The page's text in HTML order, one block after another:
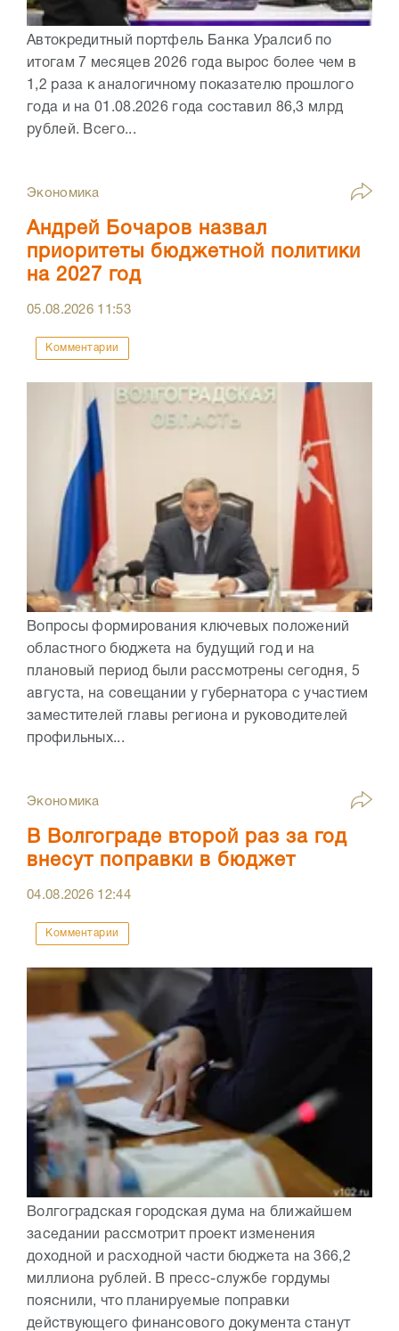
Автокредитный портфель Банка Уралсиб по
итогам 7 месяцев 2026 года вырос более чем в
1,2 раза к аналогичному показателю прошлого
года и на 01.08.2026 года составил 86,3 млрд
рублей. Всего...
Экономика
Андрей Бочаров назвал
приоритеты бюджетной политики
на 2027 год
05.08.2026 11:53
Комментарии
Вопросы формирования ключевых положений
областного бюджета на будущий год и на
плановый период были рассмотрены сегодня, 5
августа, на совещании у губернатора с участием
заместителей главы региона и руководителей
профильных...
Экономика
В Волгограде второй раз за год
внесут поправки в бюджет
04.08.2026 12:44
Комментарии
Волгоградская городская дума на ближайшем
заседании рассмотрит проект изменения
доходной и расходной части бюджета на 366,2
миллиона рублей. В пресс-службе гордумы
пояснили, что планируемые поправки
действующего финансового документа станут